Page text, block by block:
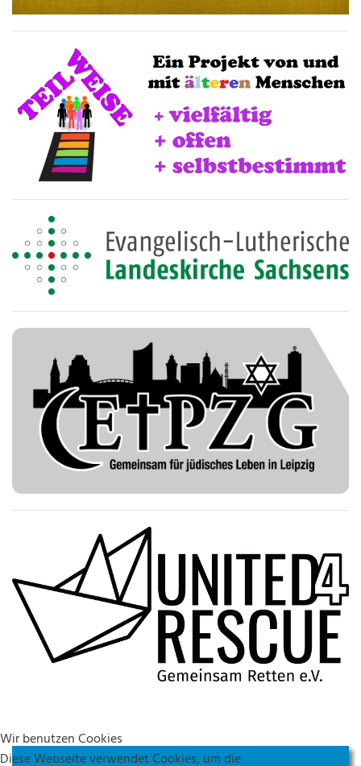
Wir benutzen Cookies
Diese Webseite verwendet Cookies, um die